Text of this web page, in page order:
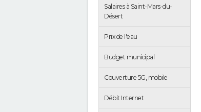
Salaires à Saint-Mars-du-
Désert
Prix de l'eau
Budget municipal
Couverture 5G, mobile
Débit Internet